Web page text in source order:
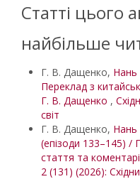
Статті цього
найбільше
Г. В. Дащенко, Нань
Переклад з
Г. В. Дащенко ,
світ
Г. В. Дащенко, Нань
(епізоди 133–145) /
стаття та
2 (131) (2026):